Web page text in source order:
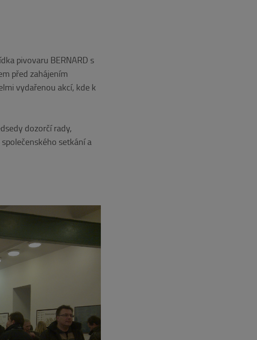
pivovaru BERNARD s
před zahájením
vydařenou akcí, kde k
dozorčí rady,
setkání a